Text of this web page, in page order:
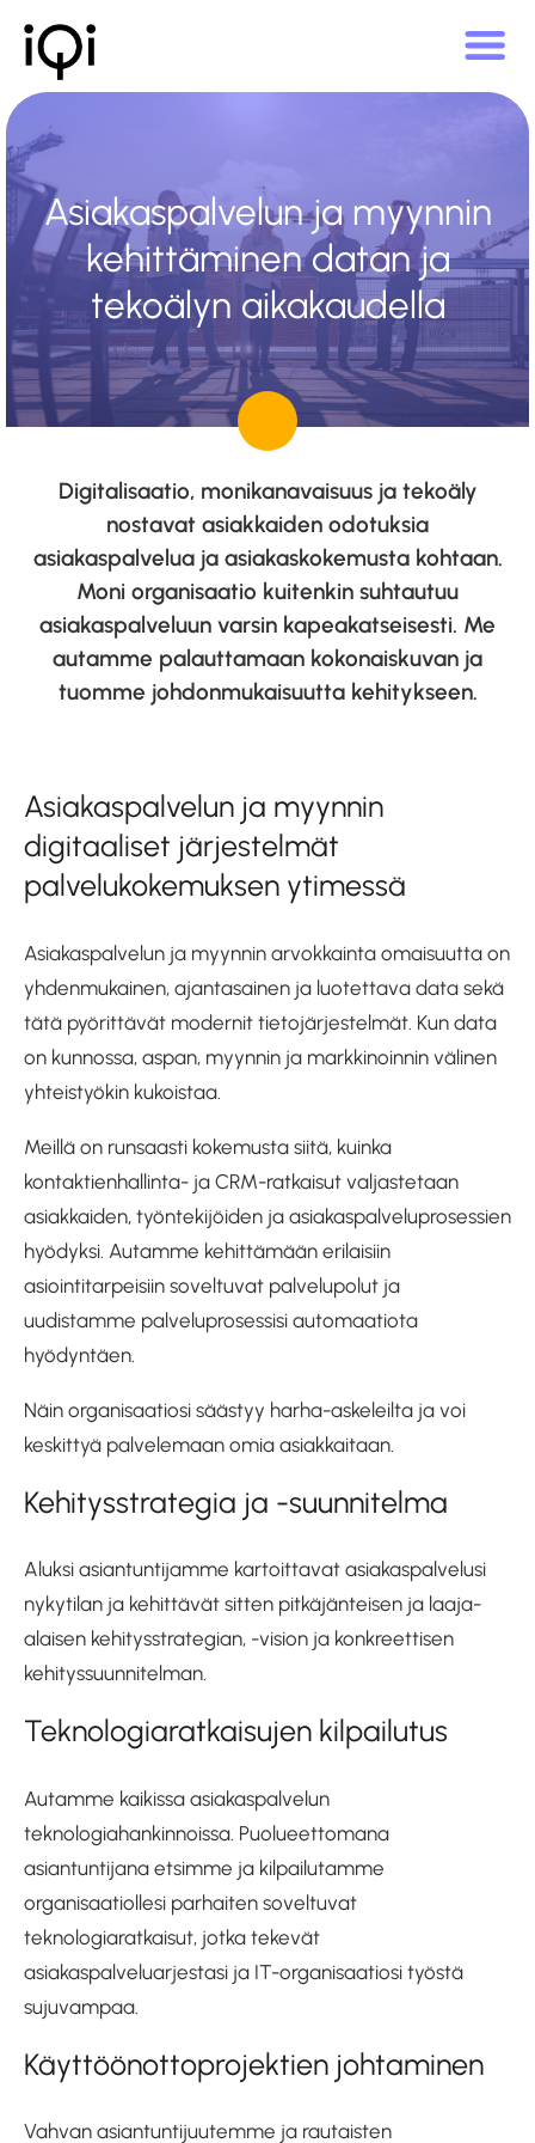
Asiakaspalvelun ja myynnin
kehittäminen datan ja
tekoälyn aikakaudella
Digitalisaatio, monikanavaisuus ja tekoäly
nostavat asiakkaiden odotuksia
asiakaspalvelua ja asiakaskokemusta kohtaan.
Moni organisaatio kuitenkin suhtautuu
asiakaspalveluun varsin kapeakatseisesti. Me
autamme palauttamaan kokonaiskuvan ja
tuomme johdonmukaisuutta kehitykseen.
Asiakaspalvelun ja myynnin
digitaaliset järjestelmät
palvelukokemuksen ytimessä
Asiakaspalvelun ja myynnin arvokkainta omaisuutta on
yhdenmukainen, ajantasainen ja luotettava data sekä
tätä pyörittävät modernit tietojärjestelmät. Kun data
on kunnossa, aspan, myynnin ja markkinoinnin välinen
yhteistyökin kukoistaa.
Meillä on runsaasti kokemusta siitä, kuinka
kontaktienhallinta- ja CRM-ratkaisut valjastetaan
asiakkaiden, työntekijöiden ja asiakaspalveluprosessien
hyödyksi. Autamme kehittämään erilaisiin
asiointitarpeisiin soveltuvat palvelupolut ja
uudistamme palveluprosessisi automaatiota
hyödyntäen.
Näin organisaatiosi säästyy harha-askeleilta ja voi
keskittyä palvelemaan omia asiakkaitaan.
Kehitysstrategia ja -suunnitelma
Aluksi asiantuntijamme kartoittavat asiakaspalvelusi
nykytilan ja kehittävät sitten pitkäjänteisen ja laaja-
alaisen kehitysstrategian, -vision ja konkreettisen
kehityssuunnitelman.
Teknologiaratkaisujen kilpailutus
Autamme kaikissa asiakaspalvelun
teknologiahankinnoissa. Puolueettomana
asiantuntijana etsimme ja kilpailutamme
organisaatiollesi parhaiten soveltuvat
teknologiaratkaisut, jotka tekevät
asiakaspalveluarjestasi ja IT-organisaatiosi työstä
sujuvampaa.
Käyttöönottoprojektien johtaminen
Vahvan asiantuntijuutemme ja rautaisten